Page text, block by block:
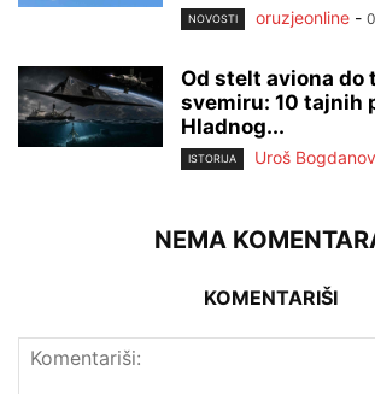
NOVOSTI oruzjeonline -
Od stelt aviona do
svemiru: 10 tajnih
Hladnog...
ISTORIJA Uroš
NEMA
KOMENTARIŠI